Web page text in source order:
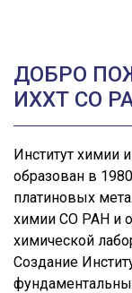
ДОБРО
ИХХТ СО
Институт химии
образован в
платиновых
химии СО РАН и
химической
Создание